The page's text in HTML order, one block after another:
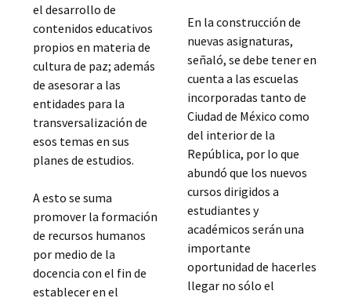
el desarrollo de
contenidos educativos
propios en materia de
cultura de paz; además
de asesorar a las
entidades para la
transversalización de
esos temas en sus
planes de estudios.
A esto se suma
promover la formación
de recursos humanos
por medio de la
docencia con el fin de
establecer en el
En la construcción de
nuevas asignaturas,
señaló, se debe tener en
cuenta a las escuelas
incorporadas tanto de
Ciudad de México como
del interior de la
República, por lo que
abundó que los nuevos
cursos dirigidos a
estudiantes y
académicos serán una
importante
oportunidad de hacerles
llegar no sólo el